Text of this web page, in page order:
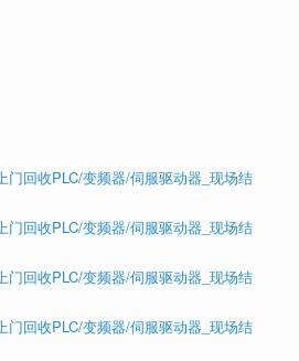
门回收PLC/变频器/伺服驱动器_现场结
门回收PLC/变频器/伺服驱动器_现场结
门回收PLC/变频器/伺服驱动器_现场结
门回收PLC/变频器/伺服驱动器_现场结